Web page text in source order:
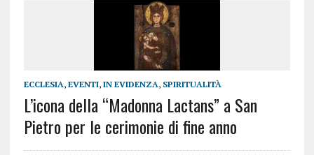
ECCLESIA, EVENTI, IN EVIDENZA, SPIRITUALITÀ
L’icona della “Madonna Lactans” a San
Pietro per le cerimonie di fine anno